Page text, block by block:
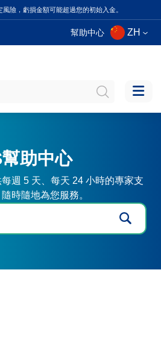
險，虧損金額可能超過您的初始入金。
幫助中心 ZH
助中心
週 5 天、每天 24 小時的專家支
時隨地為您服務。